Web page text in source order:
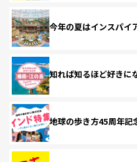
今年の夏はインスパイ
知れば知るほど好きに
地球の歩き方45周年記